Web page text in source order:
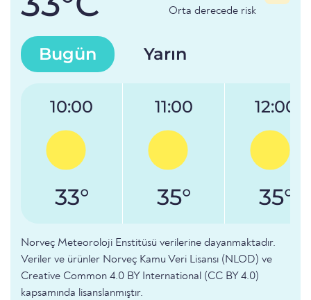
Orta derecede risk
Bugün Yarın
10:00
33°
11:00
35°
12:00
35°
Norveç Meteoroloji Enstitüsü verilerine dayanmaktadır.
Veriler ve ürünler Norveç Kamu Veri Lisansı (NLOD) ve
Creative Common 4.0 BY International (CC BY 4.0)
kapsamında lisanslanmıştır.